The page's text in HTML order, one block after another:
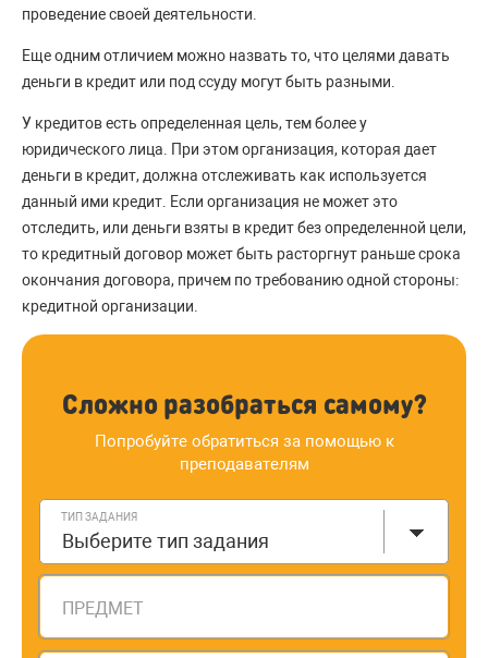
проведение своей деятельности.
Еще одним отличием можно назвать то, что целями давать
деньги в кредит или под ссуду могут быть разными.
У кредитов есть определенная цель, тем более у
юридического лица. При этом организация, которая дает
деньги в кредит, должна отслеживать как используется
данный ими кредит. Если организация не может это
отследить, или деньги взяты в кредит без определенной цели,
то кредитный договор может быть расторгнут раньше срока
окончания договора, причем по требованию одной стороны:
кредитной организации.
Сложно разобраться самому?
Попробуйте обратиться за помощью к
преподавателям
ТИП ЗАДАНИЯ
Выберите тип задания
ПРЕДМЕТ